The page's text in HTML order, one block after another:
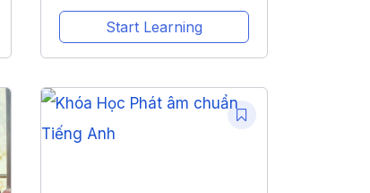
Start Learning